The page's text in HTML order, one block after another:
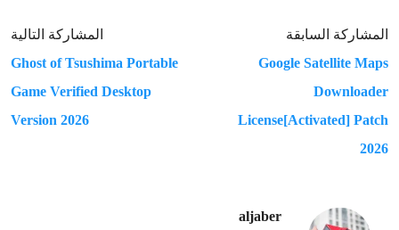
المشاركة السابقة
Google Satellite Maps
Downloader
License[Activated] Patch
2026
المشاركة التالية
Ghost of Tsushima Portable
Game Verified Desktop
Version 2026
aljaber